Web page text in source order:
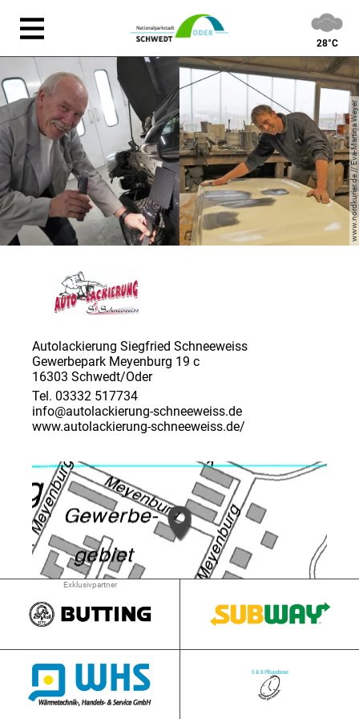
28°C
www.nordkurier.de // Eva-Martina Weyer
Autolackierung Siegfried Schneeweiss
Gewerbepark Meyenburg 19 c
16303 Schwedt/Oder
Tel. 03332 517734
info@autolackierung-schneeweiss.de
www.autolackierung-schneeweiss.de/
➜ 2.8 km
Exklusivpartner